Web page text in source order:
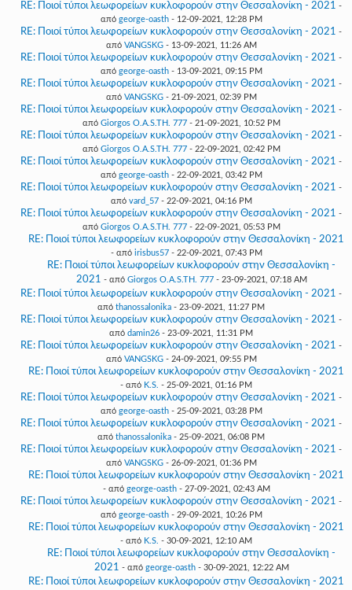
RE: Ποιοί τύποι λεωφορείων κυκλοφορούν στην Θεσσαλονίκη - 2021 -
από george-oasth- 12-09-2021, 12:28 PM
RE: Ποιοί τύποι λεωφορείων κυκλοφορούν στην Θεσσαλονίκη - 2021 -
από VANGSKG- 13-09-2021, 11:26 AM
RE: Ποιοί τύποι λεωφορείων κυκλοφορούν στην Θεσσαλονίκη - 2021 -
από george-oasth- 13-09-2021, 09:15 PM
RE: Ποιοί τύποι λεωφορείων κυκλοφορούν στην Θεσσαλονίκη - 2021 -
από VANGSKG- 21-09-2021, 02:39 PM
RE: Ποιοί τύποι λεωφορείων κυκλοφορούν στην Θεσσαλονίκη - 2021 -
από Giorgos O.A.S.TH. 777- 21-09-2021, 10:52 PM
RE: Ποιοί τύποι λεωφορείων κυκλοφορούν στην Θεσσαλονίκη - 2021 -
από Giorgos O.A.S.TH. 777- 22-09-2021, 02:42 PM
RE: Ποιοί τύποι λεωφορείων κυκλοφορούν στην Θεσσαλονίκη - 2021 -
από george-oasth- 22-09-2021, 03:42 PM
RE: Ποιοί τύποι λεωφορείων κυκλοφορούν στην Θεσσαλονίκη - 2021 -
από vard_57- 22-09-2021, 04:16 PM
RE: Ποιοί τύποι λεωφορείων κυκλοφορούν στην Θεσσαλονίκη - 2021 -
από Giorgos O.A.S.TH. 777- 22-09-2021, 05:53 PM
RE: Ποιοί τύποι λεωφορείων κυκλοφορούν στην Θεσσαλονίκη - 2021
- από irisbus57- 22-09-2021, 07:43 PM
RE: Ποιοί τύποι λεωφορείων κυκλοφορούν στην Θεσσαλονίκη -
2021 - από Giorgos O.A.S.TH. 777- 23-09-2021, 07:18 AM
RE: Ποιοί τύποι λεωφορείων κυκλοφορούν στην Θεσσαλονίκη - 2021 -
από thanossalonika - 23-09-2021, 11:27 PM
RE: Ποιοί τύποι λεωφορείων κυκλοφορούν στην Θεσσαλονίκη - 2021 -
από damin26 - 23-09-2021, 11:31 PM
RE: Ποιοί τύποι λεωφορείων κυκλοφορούν στην Θεσσαλονίκη - 2021 -
από VANGSKG- 24-09-2021, 09:55 PM
RE: Ποιοί τύποι λεωφορείων κυκλοφορούν στην Θεσσαλονίκη - 2021
- από K.S. - 25-09-2021, 01:16 PM
RE: Ποιοί τύποι λεωφορείων κυκλοφορούν στην Θεσσαλονίκη - 2021 -
από george-oasth- 25-09-2021, 03:28 PM
RE: Ποιοί τύποι λεωφορείων κυκλοφορούν στην Θεσσαλονίκη - 2021 -
από thanossalonika - 25-09-2021, 06:08 PM
RE: Ποιοί τύποι λεωφορείων κυκλοφορούν στην Θεσσαλονίκη - 2021 -
από VANGSKG- 26-09-2021, 01:36 PM
RE: Ποιοί τύποι λεωφορείων κυκλοφορούν στην Θεσσαλονίκη - 2021
- από george-oasth- 27-09-2021, 02:43 AM
RE: Ποιοί τύποι λεωφορείων κυκλοφορούν στην Θεσσαλονίκη - 2021 -
από george-oasth- 29-09-2021, 10:26 PM
RE: Ποιοί τύποι λεωφορείων κυκλοφορούν στην Θεσσαλονίκη - 2021
- από K.S. - 30-09-2021, 12:10 AM
RE: Ποιοί τύποι λεωφορείων κυκλοφορούν στην Θεσσαλονίκη -
2021 - από george-oasth- 30-09-2021, 12:22 AM
RE: Ποιοί τύποι λεωφορείων κυκλοφορούν στην Θεσσαλονίκη - 2021